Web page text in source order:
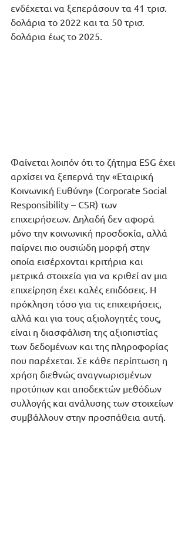
ενδέχεται να ξεπεράσουν τα 41 τρισ.
δολάρια το 2022 και τα 50 τρισ.
δολάρια έως το 2025.
Φαίνεται λοιπόν ότι το ζήτημα ESG έχει
αρχίσει να ξεπερνά την «Εταιρική
Κοινωνική Ευθύνη» (Corporate Social
Responsibility – CSR) των
επιχειρήσεων. Δηλαδή δεν αφορά
μόνο την κοινωνική προσδοκία, αλλά
παίρνει πιο ουσιώδη μορφή στην
οποία εισέρχονται κριτήρια και
μετρικά στοιχεία για να κριθεί αν μια
επιχείρηση έχει καλές επιδόσεις. Η
πρόκληση τόσο για τις επιχειρήσεις,
αλλά και για τους αξιολογητές τους,
είναι η διασφάλιση της αξιοπιστίας
των δεδομένων και της πληροφορίας
που παρέχεται. Σε κάθε περίπτωση η
χρήση διεθνώς αναγνωρισμένων
προτύπων και αποδεκτών μεθόδων
συλλογής και ανάλυσης των στοιχείων
συμβάλλουν στην προσπάθεια αυτή.